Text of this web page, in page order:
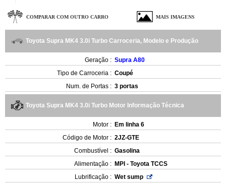
COMPARAR COM OUTRO CARRO MAIS IMAGENS
Toyota Supra MK4 3.0i Turbo Carroceria, Modelo e Produção
Geração : Supra A80
Tipo de Carroceria : Coupé
Num. de Portas : 3 portas
Toyota Supra MK4 3.0i Turbo Motor Informação Técnica
Motor : Em linha 6
Código de Motor : 2JZ-GTE
Combustível : Gasolina
Alimentação : MPI - Toyota TCCS
Lubrificação : Wet sump